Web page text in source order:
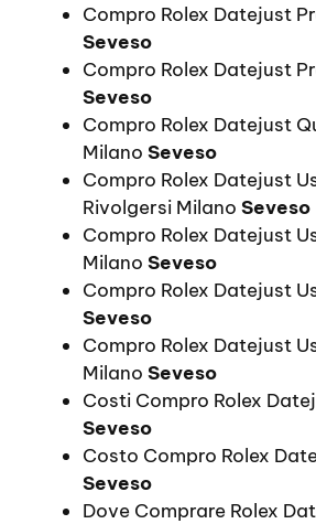
Compro Rolex Datejust
Seveso
Compro Rolex Datejust
Seveso
Compro Rolex Datejust
Milano Seveso
Compro Rolex Datejust
Rivolgersi Milano Seveso
Compro Rolex Datejust
Milano Seveso
Compro Rolex Datejust
Seveso
Compro Rolex Datejust
Milano Seveso
Costi Compro Rolex
Seveso
Costo Compro Rolex
Seveso
Dove Comprare Rolex